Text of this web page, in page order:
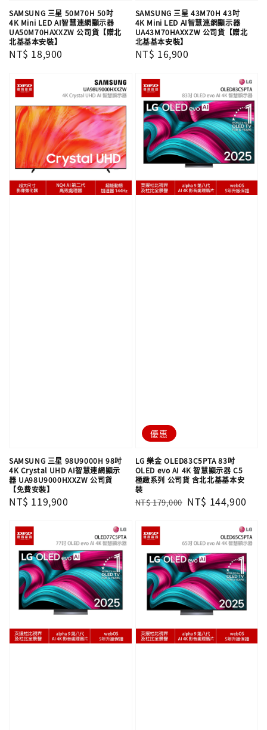
SAMSUNG 三星 50M70H 50吋
4K Mini LED AI智慧連網顯示器
UA50M70HAXXZW 公司貨【贈北
北基基本安裝】
Regular
NT$ 18,900
SAMSUNG 三星 43M70H 43吋
4K Mini LED AI智慧連網顯示器
UA43M70HAXXZW 公司貨【贈北
北基基本安裝】
Regular
NT$ 16,900
SAMSUNG 三星 98U9000H 98吋
4K Crystal UHD AI智慧連網顯示
器 UA98U9000HXXZW 公司貨
【免費安裝】
Regular
NT$ 119,900
優惠
LG 樂金 OLED83C5PTA 83吋
OLED evo AI 4K 智慧顯示器 C5
極緻系列 公司貨 含北北基基本安
裝
Regular
NT$ 179,000 Sale
NT$ 144,900